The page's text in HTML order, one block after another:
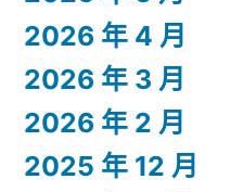
2026 年 4 月
2026 年 3 月
2026 年 2 月
2025 年 12 月